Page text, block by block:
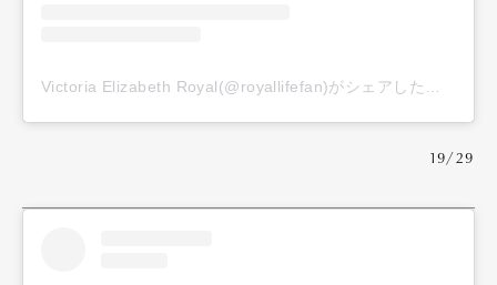
Victoria Elizabeth Royal(@royallifefan)がシェアした投稿
19/29